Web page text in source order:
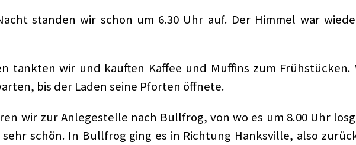
standen wir schon um 6.30 Uhr auf. Der Himmel war
tankten wir und kauften Kaffee und Muffins zum
bis der Laden seine Pforten öffnete.
wir zur Anlegestelle nach Bullfrog, von wo es um 8.00 Uhr
schön. In Bullfrog ging es in Richtung Hanksville, also